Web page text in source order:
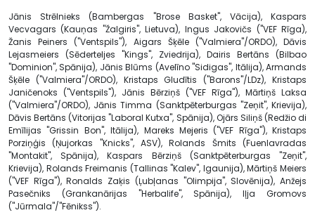
Jānis Strēlnieks (Bambergas "Brose Basket", Vācija), Kaspars
Vecvagars (Kauņas "Žalgiris", Lietuva), Ingus Jakovičs ("VEF Rīga),
Žanis Peiners ("Ventspils"), Aigars Šķēle ("Valmiera"/ORDO), Dāvis
Lejasmeiers (Sēderteljes "Kings", Zviedrija), Dairis Bertāns (Bilbao
"Dominion", Spānija), Jānis Blūms (Avelīno "Sidigas", Itālija), Armands
Šķēle ("Valmiera"/ORDO), Kristaps Gludītis ("Barons"/LDz), Kristaps
Janičenoks ("Ventspils"), Jānis Bērziņš ("VEF Rīga"), Mārtiņš Laksa
("Valmiera"/ORDO), Jānis Timma (Sanktpēterburgas "Zeņit", Krievija),
Dāvis Bertāns (Vitorijas "Laboral Kutxa", Spānija), Ojārs Siliņš (Redžio di
Emīlijas "Grissin Bon", Itālija), Mareks Mejeris ("VEF Rīga"), Kristaps
Porziņģis (Ņujorkas "Knicks", ASV), Rolands Šmits (Fuenlavradas
"Montakit", Spānija), Kaspars Bērziņš (Sanktpēterburgas "Zeņit",
Krievija), Rolands Freimanis (Tallinas "Kalev", Igaunija), Mārtiņš Meiers
("VEF Rīga"), Ronalds Zaķis (Ļubļanas "Olimpija", Slovēnija), Anžejs
Pasečniks (Grankanārijas "Herbalife", Spānija), Iļja Gromovs
("Jūrmala"/"Fēnikss").